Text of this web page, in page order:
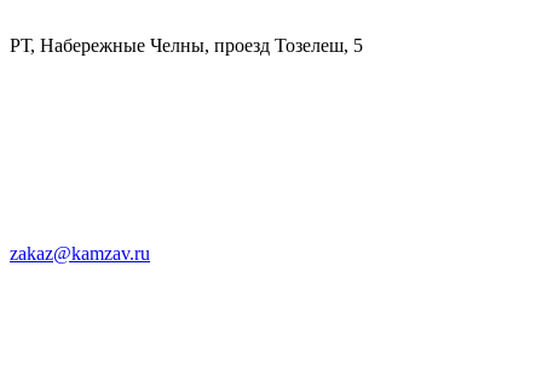
РТ, Набережные Челны, проезд Тозелеш, 5
zakaz@kamzav.ru